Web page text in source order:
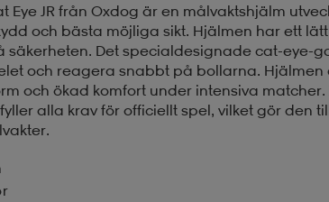
Eye JR från Oxdog är en målvaktshjälm
och bästa möjliga sikt. Hjälmen har ett
säkerheten. Det specialdesignade cat-eye-
och reagera snabbt på bollarna.
och ökad komfort under intensiva matcher.
alla krav för officiellt spel, vilket gör den